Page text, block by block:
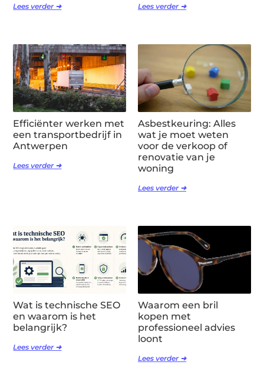
Lees verder ➜ Lees verder ➜
Efficiënter werken met
een transportbedrijf in
Antwerpen
Lees verder ➜
Asbestkeuring: Alles
wat je moet weten
voor de verkoop of
renovatie van je
woning
Lees verder ➜
Wat is technische SEO
en waarom is het
belangrijk?
Lees verder ➜
Waarom een bril
kopen met
professioneel advies
loont
Lees verder ➜